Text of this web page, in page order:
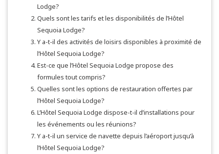
Lodge?
Quels sont les tarifs et les disponibilités de l’Hôtel
Sequoia Lodge?
Y a-t-il des activités de loisirs disponibles à proximité de
l’Hôtel Sequoia Lodge?
Est-ce que l’Hôtel Sequoia Lodge propose des
formules tout compris?
Quelles sont les options de restauration offertes par
l’Hôtel Sequoia Lodge?
L’Hôtel Sequoia Lodge dispose-t-il d’installations pour
les événements ou les réunions?
Y a-t-il un service de navette depuis l’aéroport jusqu’à
l’Hôtel Sequoia Lodge?